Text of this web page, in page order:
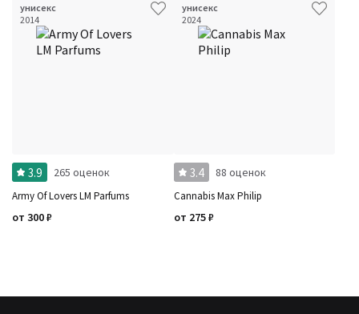
унисекс
2014
3.9 265 оценок
Army Of Lovers LM Parfums
от 300₽
унисекс
2024
3.4 88 оценок
Cannabis Max Philip
от 275₽